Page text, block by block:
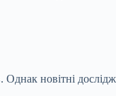
новітні